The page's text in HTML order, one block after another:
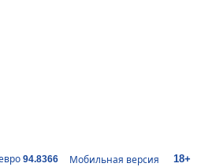
94.8366 Мобильная версия 18+